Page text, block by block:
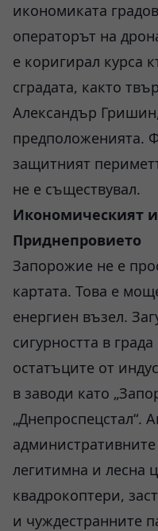
икономиката
операторът на
е коригирал курса
сградата, както
Александър
предположенията.
защитният
не е съществувал.
Икономическият
Приднепровието
Запорожие не е
картата. Това е
енергиен възел.
сигурността в
остатъците от
в заводи като
„Днепроспецстал“.
легитимна и лесна
квадрокоптери,
и чуждестранните